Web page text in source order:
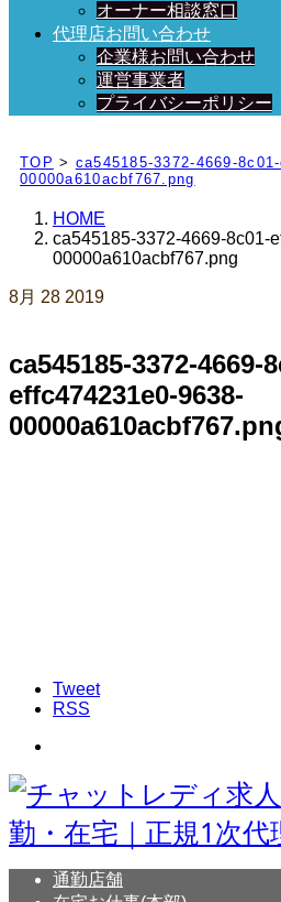
オーナー相談窓口
代理店お問い合わせ
企業様お問い合わせ
運営事業者
プライバシーポリシー
TOP > ca545185-3372-4669-
00000a610acbf767.png
HOME
ca545185-3372-4669-8c01-
00000a610acbf767.png
8月 28 2019
ca545185-3372-4669-
effc474231e0-9638-
Tweet
RSS
通勤店舗